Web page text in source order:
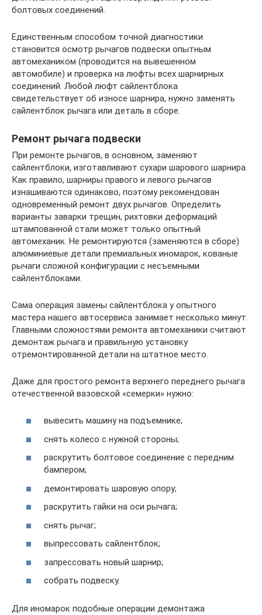
болтовых соединений.
Единственным способом точной диагностики
становится осмотр рычагов подвески опытным
автомехаником (проводится на вывешенном
автомобиле) и проверка на люфты всех шарнирных
соединений. Любой люфт сайлентблока
свидетельствует об износе шарнира, нужно заменять
сайлентблок рычага или деталь в сборе.
Ремонт рычага подвески
При ремонте рычагов, в основном, заменяют
сайлентблоки, изготавливают сухари шарового шарнира.
Как правило, шарниры правого и левого рычагов
изнашиваются одинаково, поэтому рекомендован
одновременный ремонт двух рычагов. Определить
варианты заварки трещин, рихтовки деформаций
штампованной стали может только опытный
автомеханик. Не ремонтируются (заменяются в сборе)
алюминиевые детали премиальных иномарок, кованые
рычаги сложной конфигурации с несъемными
сайлентблоками.
Сама операция замены сайлентблока у опытного
мастера нашего автосервиса занимает несколько минут.
Главными сложностями ремонта автомеханики считают
демонтаж рычага и правильную установку
отремонтированной детали на штатное место.
Даже для простого ремонта верхнего переднего рычага
отечественной вазовской «семерки» нужно:
вывесить машину на подъемнике;
снять колесо с нужной стороны;
раскрутить болтовое соединение с передним
бампером;
демонтировать шаровую опору;
раскрутить гайки на оси рычага;
снять рычаг;
выпрессовать сайлентблок;
запрессовать новый шарнир;
собрать подвеску.
Для иномарок подобные операции демонтажа